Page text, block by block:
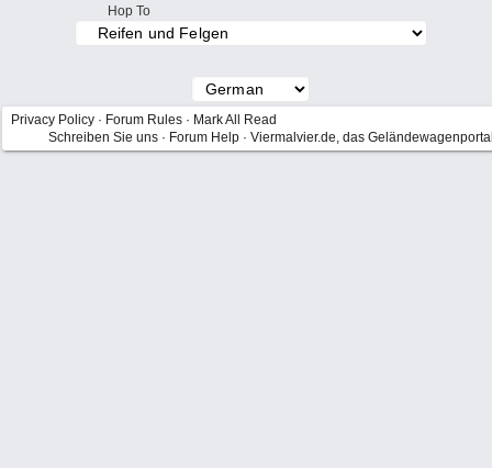
Hop To
Privacy Policy · Forum Rules · Mark All Read
Schreiben Sie uns · Forum Help · Viermalvier.de, das